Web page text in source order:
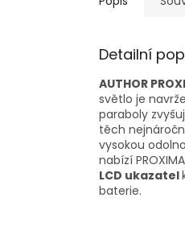
Detailní
AUTHOR
světlo je
paraboly
těch
vysokou
nabízí
LCD ukazatel
baterie.